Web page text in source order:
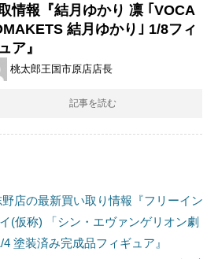
情報『結月ゆかり ​凛 ​｢VOCA
結月ゆかり｣ ​1/8フィ
ア』
桃太郎王国市原店店長
記事を読む
店の最新買い取り情報『フリーイン
(仮称) ​「シン・エヴァンゲリオン劇
塗装済み完成品フィギュア』